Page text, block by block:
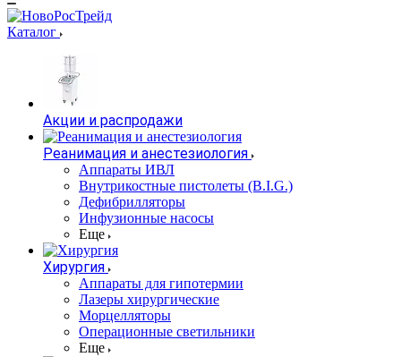
Каталог
Акции и распродажи
Реанимация и анестезиология
Аппараты ИВЛ
Внутрикостные пистолеты (B.I.G.)
Дефибрилляторы
Инфузионные насосы
Еще
Хирургия
Аппараты для гипотермии
Лазеры хирургические
Морцелляторы
Операционные светильники
Еще